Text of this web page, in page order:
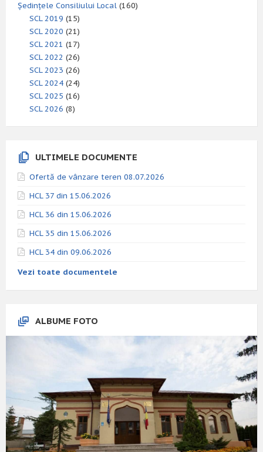
Ședințele Consiliului Local (160)
SCL 2019 (15)
SCL 2020 (21)
SCL 2021 (17)
SCL 2022 (26)
SCL 2023 (26)
SCL 2024 (24)
SCL 2025 (16)
SCL 2026 (8)
ULTIMELE DOCUMENTE
Ofertă de vânzare teren 08.07.2026
HCL 37 din 15.06.2026
HCL 36 din 15.06.2026
HCL 35 din 15.06.2026
HCL 34 din 09.06.2026
Vezi toate documentele
ALBUME FOTO